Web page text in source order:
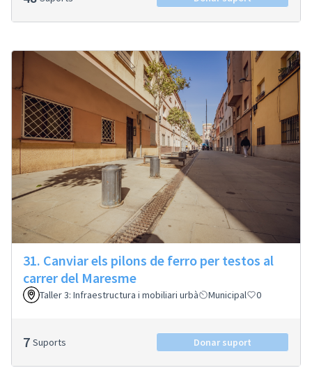
31. Canviar els pilons de ferro per testos al
carrer del Maresme
Taller 3: Infraestructura i mobiliari urbà Municipal 0
7 Suports Donar suport